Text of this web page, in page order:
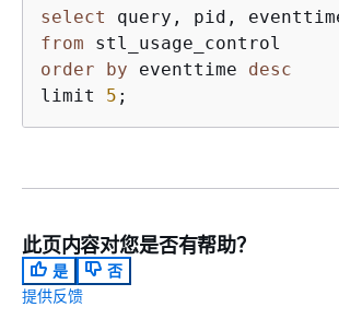
select
from
order
by eventtime desc
limit 5
此页内容对您是否有帮助？
是
否
提供反馈